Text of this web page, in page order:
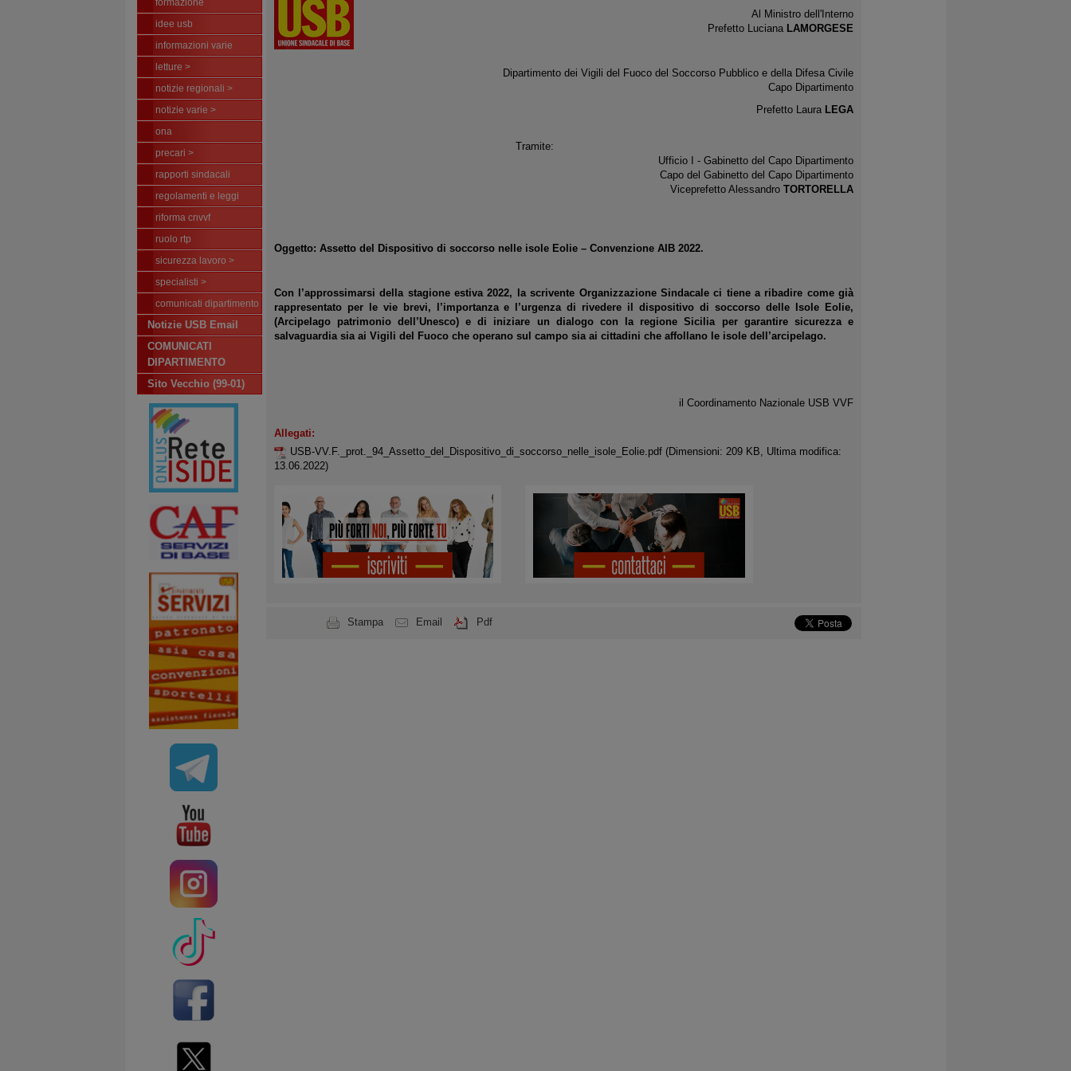
formazione
idee usb
informazioni varie
letture >
notizie regionali >
notizie varie >
ona
precari >
rapporti sindacali
regolamenti e leggi
riforma cnvvf
ruolo rtp
sicurezza lavoro >
specialisti >
comunicati dipartimento
Notizie USB Email
COMUNICATI
DIPARTIMENTO
Sito Vecchio (99-01)
Al Ministro dell'Interno
Prefetto Luciana LAMORGESE
Dipartimento dei Vigili del Fuoco del Soccorso Pubblico e della Difesa Civile
Capo Dipartimento
Prefetto Laura LEGA
Tramite:
Ufficio I - Gabinetto del Capo Dipartimento
Capo del Gabinetto del Capo Dipartimento
Viceprefetto AlessandroTORTORELLA
Oggetto: Assetto del Dispositivo di soccorso nelle isole Eolie – Convenzione AIB 2022.
Con l’approssimarsi della stagione estiva 2022, la scrivente Organizzazione Sindacale ci tiene a ribadire come già
rappresentato per le vie brevi, l’importanza e l’urgenza di rivedere il dispositivo di soccorso delle Isole Eolie,
(Arcipelago patrimonio dell’Unesco) e di iniziare un dialogo con la regione Sicilia per garantire sicurezza e
salvaguardia sia ai Vigili del Fuoco che operano sul campo sia ai cittadini che affollano le isole dell’arcipelago.
il Coordinamento Nazionale USB VVF
Allegati:
USB-VV.F._prot._94_Assetto_del_Dispositivo_di_soccorso_nelle_isole_Eolie.pdf (Dimensioni: 209 KB, Ultima modifica:
13.06.2022)
Stampa Email Pdf